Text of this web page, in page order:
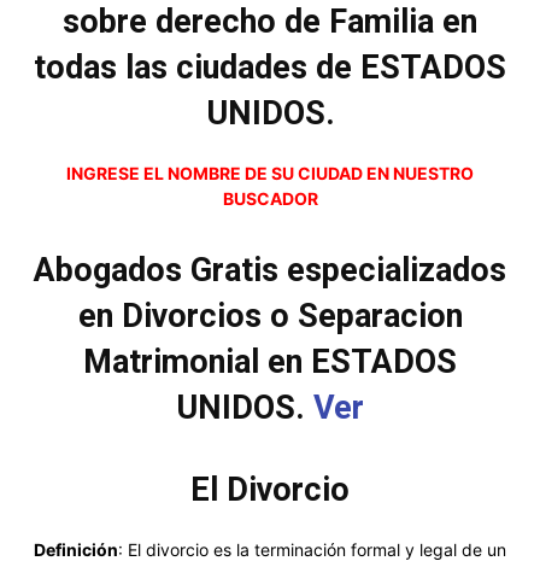
sobre derecho de Familia en
todas las ciudades de ESTADOS
UNIDOS.
INGRESE EL NOMBRE DE SU CIUDAD EN NUESTRO
BUSCADOR
Abogados Gratis especializados
en Divorcios o Separacion
Matrimonial en ESTADOS
UNIDOS. Ver
El Divorcio
Definición: El divorcio es la terminación formal y legal de un